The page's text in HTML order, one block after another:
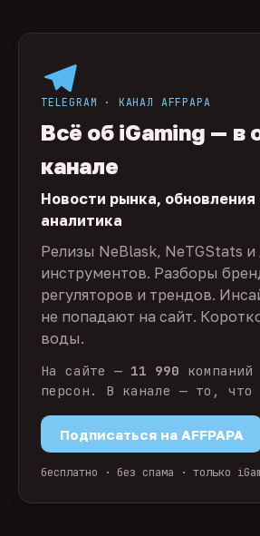
TELEGRAM · КАНАЛ AFFPAPA
Всё об iGaming — в
канале
Новости рынка, обновления
аналитика
Релизы NeBlask, NeTGStats и
инструментов. Разборы
регуляторов и трендов.
не попадают на сайт.
воды.
На сайте — 11 990 компаний
персон. В канале — то, что
Подписаться на AFFPAPA
бесплатно · без спама · только